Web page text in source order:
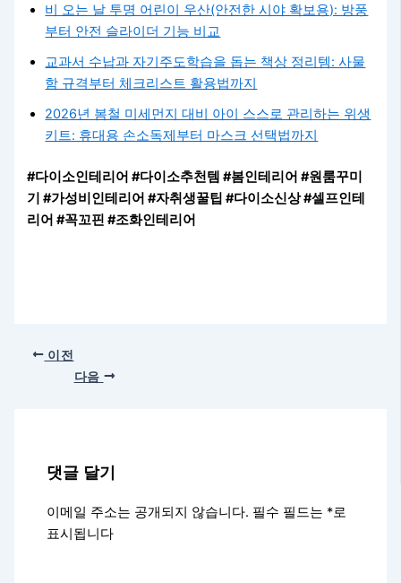
비 오는 날 투명 어린이 우산(안전한 시야 확보용): 방풍
부터 안전 슬라이더 기능 비교
교과서 수납과 자기주도학습을 돕는 책상 정리템: 사물
함 규격부터 체크리스트 활용법까지
2026년 봄철 미세먼지 대비 아이 스스로 관리하는 위생
키트: 휴대용 손소독제부터 마스크 선택법까지
#다이소인테리어 #다이소추천템 #봄인테리어 #원룸꾸미
기 #가성비인테리어 #자취생꿀팁 #다이소신상 #셀프인테
리어 #꼭꼬핀 #조화인테리어
이전
다음
댓글 달기
이메일 주소는 공개되지 않습니다. 필수 필드는 *로
표시됩니다